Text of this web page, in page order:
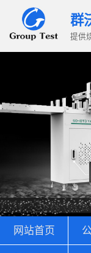
群
提供
网站首页